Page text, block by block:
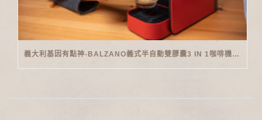
義大利基因有點神-BALZANO義式半自動雙膠囊3 IN 1咖啡機開箱